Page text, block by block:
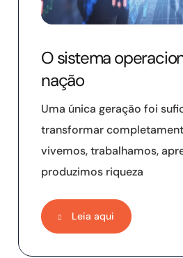
O sistema
nação
Uma única geração foi
transformar
vivemos, trabalhamos,
produzimos riqueza
Leia aqui